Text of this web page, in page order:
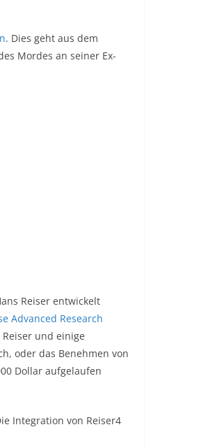
. Dies geht aus dem
Mordes an seiner Ex-
Reiser entwickelt
Advanced Research
und einige
oder das Benehmen von
Dollar aufgelaufen
Integration von Reiser4